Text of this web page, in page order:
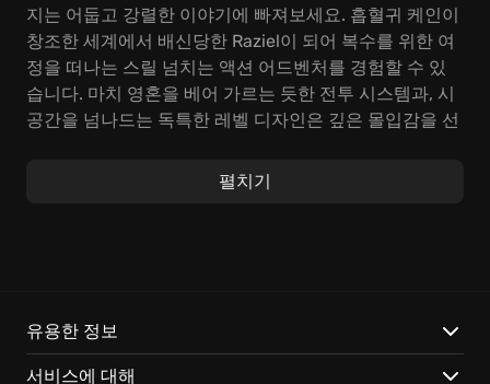
지는 어둡고 강렬한 이야기에 빠져보세요. 흡혈귀 케인이
창조한 세계에서 배신당한 Raziel이 되어 복수를 위한 여
정을 떠나는 스릴 넘치는 액션 어드벤처를 경험할 수 있
습니다. 마치 영혼을 베어 가르는 듯한 전투 시스템과, 시
공간을 넘나드는 독특한 레벨 디자인은 깊은 몰입감을 선
Raziel의 운명을 직접 결정하세요.
펼치기
유용한 정보
서비스에 대해